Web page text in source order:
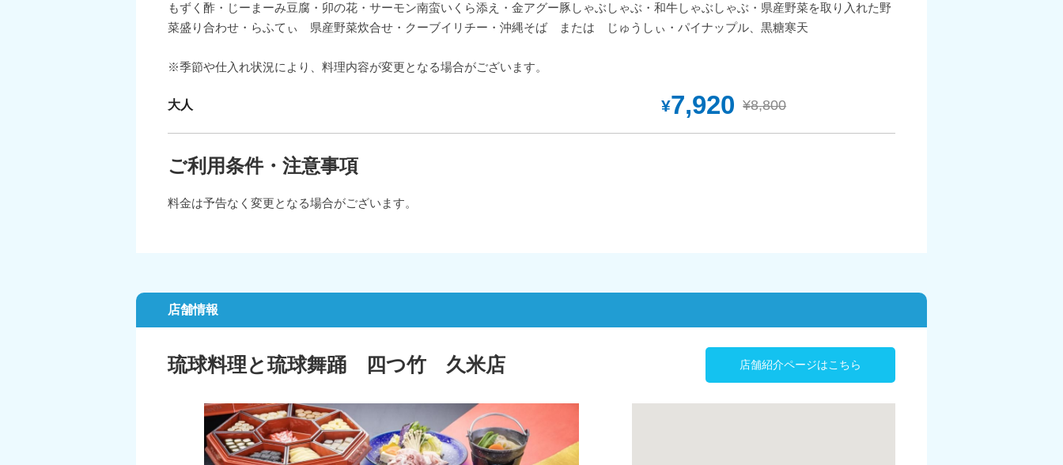
もずく酢・じーまーみ豆腐・卯の花・サーモン南蛮いくら添え・金アグー豚しゃぶしゃぶ・和牛しゃぶしゃぶ・県産野菜を取り入れた野
菜盛り合わせ・らふてぃ 県産野菜炊合せ・クーブイリチー・沖縄そば または じゅうしぃ・パイナップル、黒糖寒天
※季節や仕入れ状況により、料理内容が変更となる場合がございます。
大人 ¥7,920 ¥8,800
ご利用条件・注意事項
料金は予告なく変更となる場合がございます。
店舗情報
琉球料理と琉球舞踊 四つ竹 久米店 店舗紹介ページはこちら